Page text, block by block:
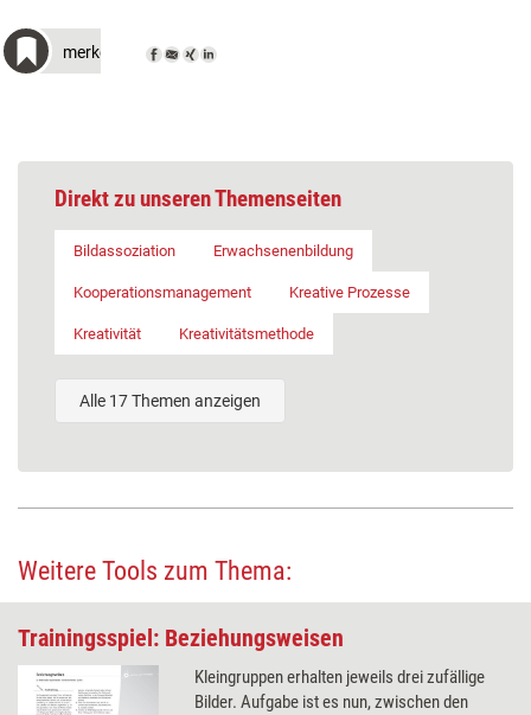
merken
Direkt zu unseren Themenseiten
Bildassoziation Erwachsenenbildung
Kooperationsmanagement Kreative Prozesse
Kreativität Kreativitätsmethode
Alle 17 Themen anzeigen
Weitere Tools zum Thema:
Trainingsspiel: Beziehungsweisen
Kleingruppen erhalten jeweils drei zufällige
Bilder. Aufgabe ist es nun, zwischen den